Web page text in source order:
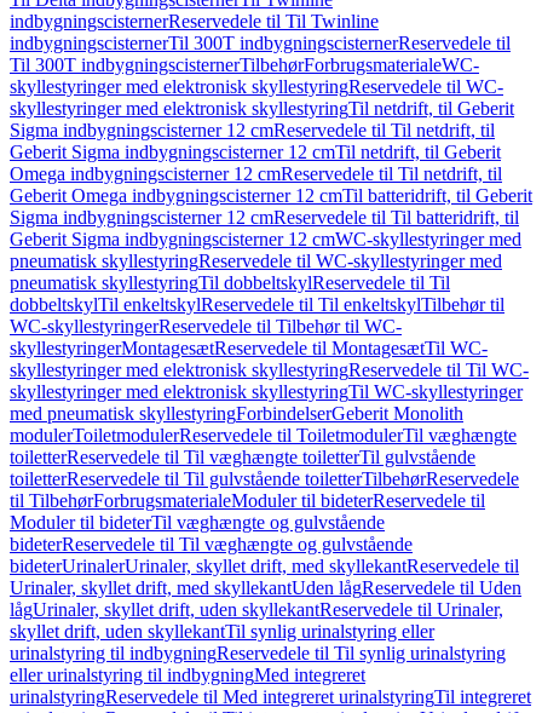
indbygningscisternerReservedele til Til Twinline
indbygningscisternerTil 300T indbygningscisternerReservedele til
Til 300T indbygningscisternerTilbehørForbrugsmaterialeWC-
skyllestyringer med elektronisk skyllestyringReservedele til WC-
skyllestyringer med elektronisk skyllestyringTil netdrift, til Geberit
Sigma indbygningscisterner 12 cmReservedele til Til netdrift, til
Geberit Sigma indbygningscisterner 12 cmTil netdrift, til Geberit
Omega indbygningscisterner 12 cmReservedele til Til netdrift, til
Geberit Omega indbygningscisterner 12 cmTil batteridrift, til Geberit
Sigma indbygningscisterner 12 cmReservedele til Til batteridrift, til
Geberit Sigma indbygningscisterner 12 cmWC-skyllestyringer med
pneumatisk skyllestyringReservedele til WC-skyllestyringer med
pneumatisk skyllestyringTil dobbeltskylReservedele til Til
dobbeltskylTil enkeltskylReservedele til Til enkeltskylTilbehør til
WC-skyllestyringerReservedele til Tilbehør til WC-
skyllestyringerMontagesætReservedele til MontagesætTil WC-
skyllestyringer med elektronisk skyllestyringReservedele til Til WC-
skyllestyringer med elektronisk skyllestyringTil WC-skyllestyringer
med pneumatisk skyllestyringForbindelserGeberit Monolith
modulerToiletmodulerReservedele til ToiletmodulerTil væghængte
toiletterReservedele til Til væghængte toiletterTil gulvstående
toiletterReservedele til Til gulvstående toiletterTilbehørReservedele
til TilbehørForbrugsmaterialeModuler til bideterReservedele til
Moduler til bideterTil væghængte og gulvstående
bideterReservedele til Til væghængte og gulvstående
bideterUrinalerUrinaler, skyllet drift, med skyllekantReservedele til
Urinaler, skyllet drift, med skyllekantUden lågReservedele til Uden
lågUrinaler, skyllet drift, uden skyllekantReservedele til Urinaler,
skyllet drift, uden skyllekantTil synlig urinalstyring eller
urinalstyring til indbygningReservedele til Til synlig urinalstyring
eller urinalstyring til indbygningMed integreret
urinalstyringReservedele til Med integreret urinalstyringTil integreret